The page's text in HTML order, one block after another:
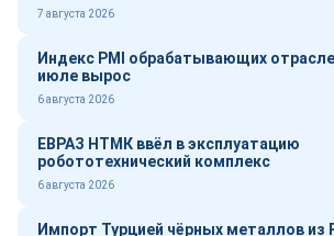
7 августа 2026
Индекс PMI обрабатывающих
июле вырос
6 августа 2026
ЕВРАЗ НТМК ввёл в эксплуатацию
робототехнический комплекс
6 августа 2026
Импорт Турцией чёрных металлов из